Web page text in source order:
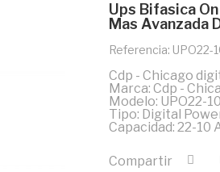
Ups Bifasica
Mas Avanzada
Referencia: UPO22-
Cdp - Chicago
Marca: Cdp -
Modelo: UPO22-
Tipo: Digital
Capacidad: 22-10
Compartir